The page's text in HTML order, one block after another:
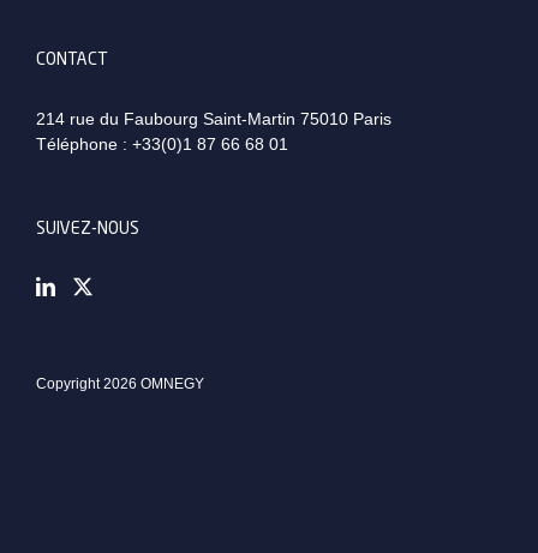
CONTACT
214 rue du Faubourg Saint-Martin 75010 Paris
Téléphone : +33(0)1 87 66 68 01
SUIVEZ-NOUS
Copyright 2026 OMNEGY